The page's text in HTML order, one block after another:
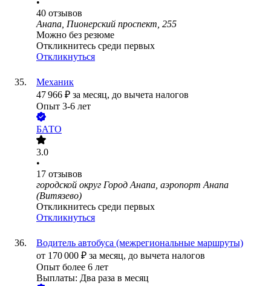
•
40 отзывов
Анапа, Пионерский проспект, 255
Можно без резюме
Откликнитесь среди первых
Откликнуться
Механик
47 966 ₽ за месяц, до вычета налогов
Опыт 3-6 лет
БАТО
3.0
•
17 отзывов
городской округ Город Анапа, аэропорт Анапа
(Витязево)
Откликнитесь среди первых
Откликнуться
Водитель автобуса (межрегиональные маршруты)
от 170 000 ₽ за месяц, до вычета налогов
Опыт более 6 лет
Выплаты: Два раза в месяц